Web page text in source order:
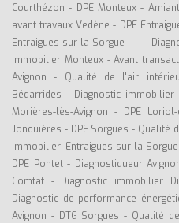
Courthézon- DPE Monteux-
avant travaux Vedène- DPE
Entraigues-sur-la-Sorgue -
immobilier Monteux-Avant
Avignon - Qualité de l'air
Bédarrides - Diagnostic immobilier
Morières-lès-Avignon - DPE
Jonquières - DPE Sorgues - Qualité
immobilier Entraigues-sur-la-Sorgue
DPE Pontet- Diagnostiqueur
Comtat - Diagnostic immobilier
Diagnostic de performance
Avignon - DTG Sorgues - Qualité